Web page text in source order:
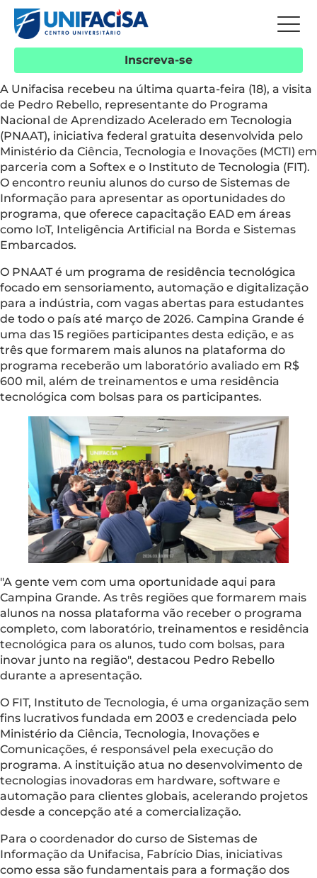
Inscreva-se
A Unifacisa recebeu na última quarta-feira (18), a visita
de Pedro Rebello, representante do Programa
Nacional de Aprendizado Acelerado em Tecnologia
(PNAAT), iniciativa federal gratuita desenvolvida pelo
Ministério da Ciência, Tecnologia e Inovações (MCTI) em
parceria com a Softex e o Instituto de Tecnologia (FIT).
O encontro reuniu alunos do curso de Sistemas de
Informação para apresentar as oportunidades do
programa, que oferece capacitação EAD em áreas
como IoT, Inteligência Artificial na Borda e Sistemas
Embarcados.
O PNAAT é um programa de residência tecnológica
focado em sensoriamento, automação e digitalização
para a indústria, com vagas abertas para estudantes
de todo o país até março de 2026. Campina Grande é
uma das 15 regiões participantes desta edição, e as
três que formarem mais alunos na plataforma do
programa receberão um laboratório avaliado em R$
600 mil, além de treinamentos e uma residência
tecnológica com bolsas para os participantes.
"A gente vem com uma oportunidade aqui para
Campina Grande. As três regiões que formarem mais
alunos na nossa plataforma vão receber o programa
completo, com laboratório, treinamentos e residência
tecnológica para os alunos, tudo com bolsas, para
inovar junto na região", destacou Pedro Rebello
durante a apresentação.
O FIT, Instituto de Tecnologia, é uma organização sem
fins lucrativos fundada em 2003 e credenciada pelo
Ministério da Ciência, Tecnologia, Inovações e
Comunicações, é responsável pela execução do
programa. A instituição atua no desenvolvimento de
tecnologias inovadoras em hardware, software e
automação para clientes globais, acelerando projetos
desde a concepção até a comercialização.
Para o coordenador do curso de Sistemas de
Informação da Unifacisa, Fabrício Dias, iniciativas
como essa são fundamentais para a formação dos